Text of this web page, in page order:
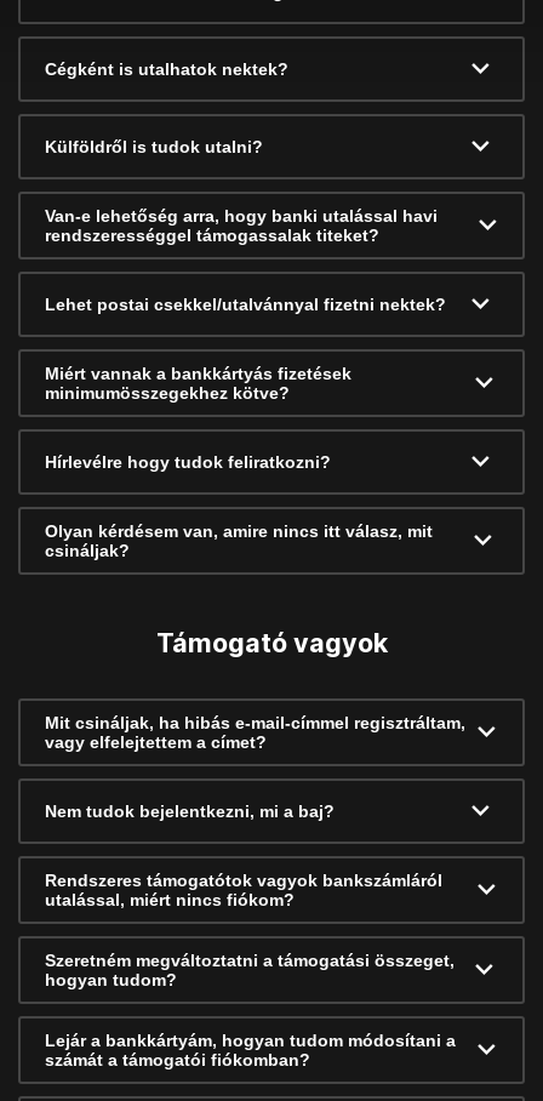
Cégként is utalhatok nektek?
Külföldről is tudok utalni?
Van-e lehetőség arra, hogy banki utalással havi
rendszerességgel támogassalak titeket?
Lehet postai csekkel/utalvánnyal fizetni nektek?
Miért vannak a bankkártyás fizetések
minimumösszegekhez kötve?
Hírlevélre hogy tudok feliratkozni?
Olyan kérdésem van, amire nincs itt válasz, mit
csináljak?
Támogató vagyok
Mit csináljak, ha hibás e-mail-címmel regisztráltam,
vagy elfelejtettem a címet?
Nem tudok bejelentkezni, mi a baj?
Rendszeres támogatótok vagyok bankszámláról
utalással, miért nincs fiókom?
Szeretném megváltoztatni a támogatási összeget,
hogyan tudom?
Lejár a bankkártyám, hogyan tudom módosítani a
számát a támogatói fiókomban?